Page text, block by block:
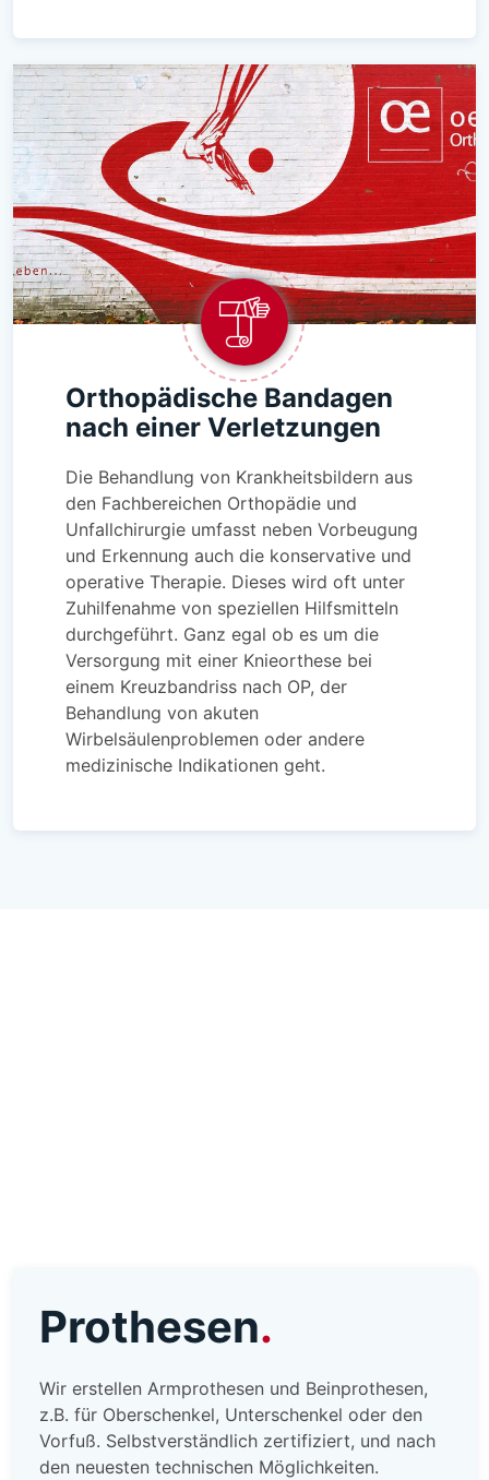
Orthopädische Bandagen
nach einer Verletzungen
Die Behandlung von Krankheitsbildern aus
den Fachbereichen Orthopädie und
Unfallchirurgie umfasst neben Vorbeugung
und Erkennung auch die konservative und
operative Therapie. Dieses wird oft unter
Zuhilfenahme von speziellen Hilfsmitteln
durchgeführt. Ganz egal ob es um die
Versorgung mit einer Knieorthese bei
einem Kreuzbandriss nach OP, der
Behandlung von akuten
Wirbelsäulenproblemen oder andere
medizinische Indikationen geht.
Prothesen
Wir erstellen Armprothesen und Beinprothesen,
z.B. für Oberschenkel, Unterschenkel oder den
Vorfuß. Selbstverständlich zertifiziert, und nach
den neuesten technischen Möglichkeiten.